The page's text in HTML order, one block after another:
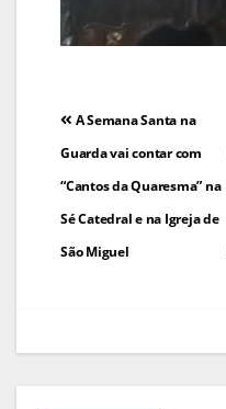
Navegação
de
artigos
A Semana Santa na
Guarda vai contar com
“Cantos da Quaresma” na
Sé Catedral e na Igreja de
São Miguel